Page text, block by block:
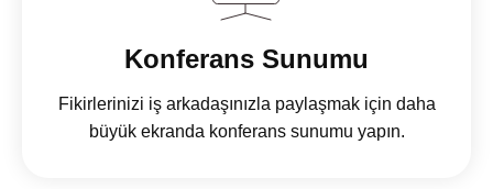
Konferans Sunumu
Fikirlerinizi iş arkadaşınızla paylaşmak için daha
büyük ekranda konferans sunumu yapın.